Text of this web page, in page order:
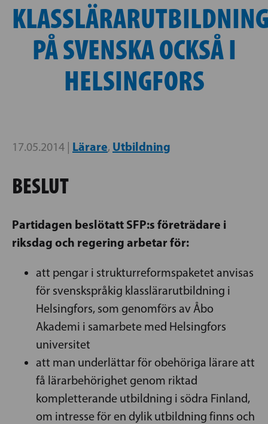
PÅ SVENSKA OCKSÅ I
HELSINGFORS
17.05.2014 | Lärare, Utbildning
BESLUT
Partidagen beslötatt SFP:s företrädare i
riksdag och regering arbetar för:
att pengar i strukturreformspaketet anvisas
för svenskspråkig klasslärarutbildning i
Helsingfors, som genomförs av Åbo
Akademi i samarbete med Helsingfors
universitet
att man underlättar för obehöriga lärare att
få lärarbehörighet genom riktad
kompletterande utbildning i södra Finland,
om intresse för en dylik utbildning finns och